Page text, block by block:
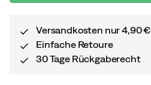
Versandkosten nur 4,90 €
Einfache Retoure
30 Tage Rückgaberecht